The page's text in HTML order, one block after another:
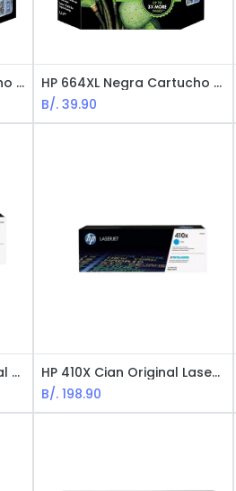
HP 664BK Negra Cartucho de Tinta
HP 664XL Negra Cartucho de Tinta
B/.39.90
HP 410X Magenta Original LaserJet Cartucho de Tóner
HP 410X Cian Original LaserJet Cartucho Tóner
B/.198.90